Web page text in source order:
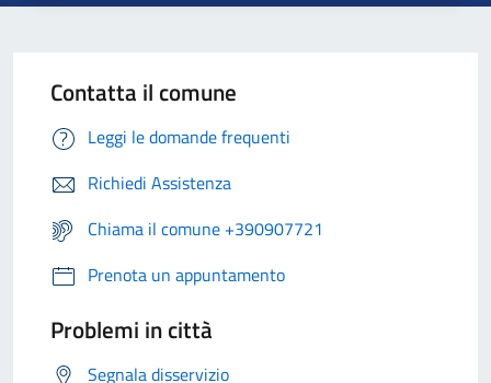
Contatta il comune
Leggi le domande frequenti
Richiedi Assistenza
Chiama il comune +390907721
Prenota un appuntamento
Problemi in città
Segnala disservizio